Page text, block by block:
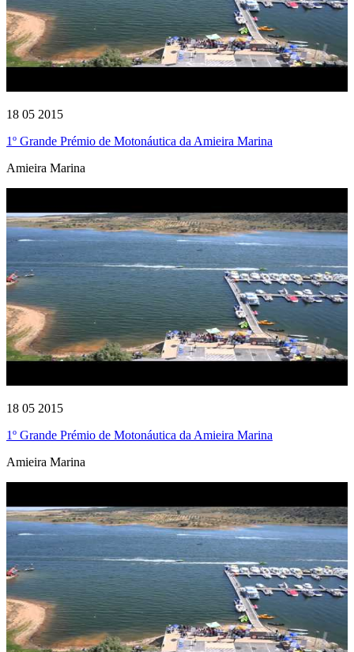
18 05 2015
1º Grande Prémio de Motonáutica da Amieira Marina
Amieira Marina
18 05 2015
1º Grande Prémio de Motonáutica da Amieira Marina
Amieira Marina